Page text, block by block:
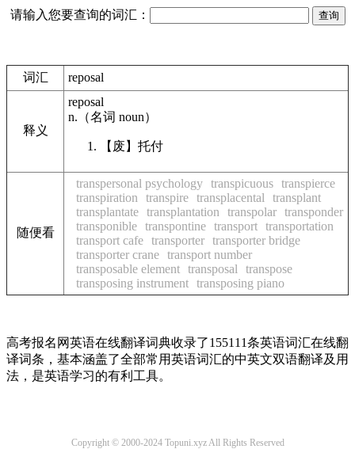
请输入您要查询的词汇：
词汇 reposal
释义
reposal
n. （名词 noun）
【废】 托付
随便看
transpersonal psychology transpicuous transpierce
transpiration
transpire transplacental
transplant
transplantate transplantation transpolar transponder
transponible transpontine transport transportation
transport cafe transporter transporter bridge
transporter crane transport number
transposable element transposal
transpose
transposing instrument transposing piano
高考报名网英语在线翻译词典收录了155111条英语词汇在线翻
译词条，基本涵盖了全部常用英语词汇的中英文双语翻译及用
法，是英语学习的有利工具。
Copyright © 2000-2024 Topuni.xyz All Rights Reserved